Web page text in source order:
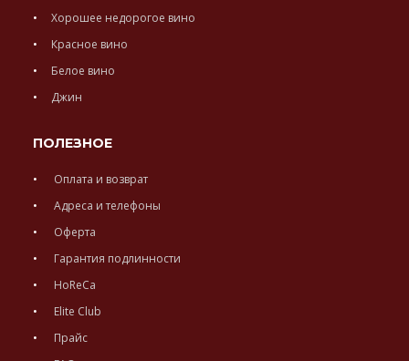
Хорошее недорогое вино
Красное вино
Белое вино
Джин
ПОЛЕЗНОЕ
Оплата и возврат
Адреса и телефоны
Оферта
Гарантия подлинности
HoReCa
Elite Club
Прайс